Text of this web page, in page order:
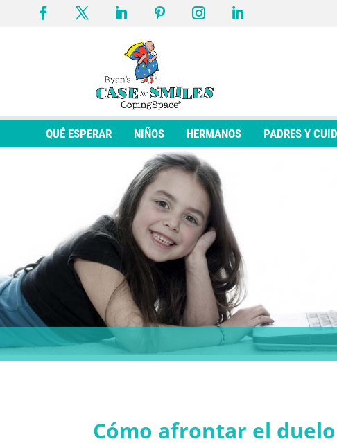
QUÉ ESPERAR NIÑOS HERMANOS PADRES Y
Cómo afrontar el